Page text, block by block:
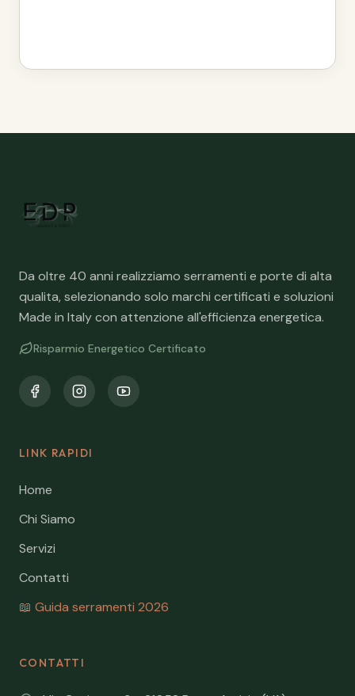
Da oltre 40 anni realizziamo serramenti e porte di alta
qualita, selezionando solo marchi certificati e soluzioni
Made in Italy con attenzione all'efficienza energetica.
Risparmio Energetico Certificato
LINK RAPIDI
Home
Chi Siamo
Servizi
Contatti
📖 Guida serramenti 2026
CONTATTI